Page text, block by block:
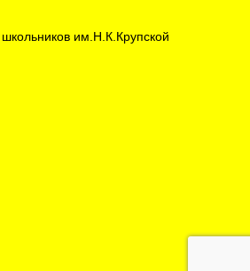
им.Н.К.Крупской